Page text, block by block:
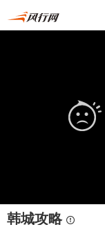
韩城攻略